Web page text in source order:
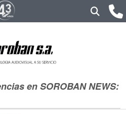
en SOROBAN NEWS: